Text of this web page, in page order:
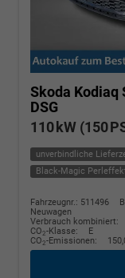
Skoda Kodiaq
DSG
110 kW (150
unverbindliche
Black-Magic
Fahrzeugnr.: 511496
Neuwagen
Verbrauch kombiniert:
CO2-Klasse:
E
CO2-Emissionen: